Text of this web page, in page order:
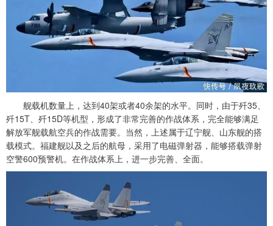
舰载机数量上，达到40架或者40余架的水平。同时，由于歼35、
歼15T、歼15D等机型，形成了非常完善的作战体系，完全能够满足
解放军舰载航空兵的作战需要。当然，上述属于辽宁舰、山东舰的搭
载模式。福建舰以及之后的航母，采用了电磁弹射器，能够搭载弹射
空警600预警机。在作战体系上，进一步完善、全面。